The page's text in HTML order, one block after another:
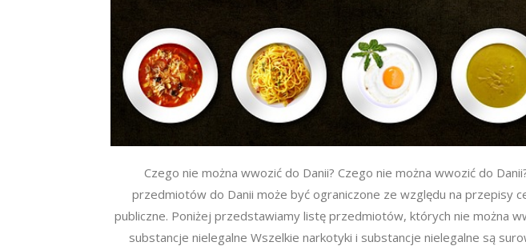
Czego nie można wwozić do Danii? Czego nie można wwozić do
przedmiotów do Danii może być ograniczone ze względu na przepisy
publiczne. Poniżej przedstawiamy listę przedmiotów, których nie można
substancje nielegalne Wszelkie narkotyki i substancje nielegalne są